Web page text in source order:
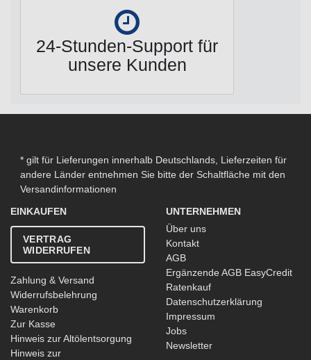
24-Stunden-Support für
unsere Kunden
* gilt für Lieferungen innerhalb Deutschlands, Lieferzeiten für
andere Länder entnehmen Sie bitte der Schaltfläche mit den
Versandinformationen
EINKAUFEN
VERTRAG
WIDERRUFEN
Zahlung & Versand
Widerrufsbelehrung
Warenkorb
Zur Kasse
Hinweis zur Altölentsorgung
Hinweis zur
UNTERNEHMEN
Über uns
Kontakt
AGB
Ergänzende AGB EasyCredit
Ratenkauf
Datenschutzerklärung
Impressum
Jobs
Newsletter